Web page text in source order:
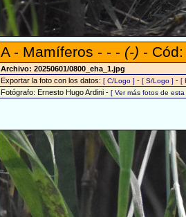
A - Mamíferos - - - (-) -
Archivo: 20250601/0800_eha_1.jpg
Exportar la foto con los datos: [ C/Logo ] - [ S/Logo ] - [
Fotógrafo: Ernesto Hugo Ardini - [ Ver más fotos de